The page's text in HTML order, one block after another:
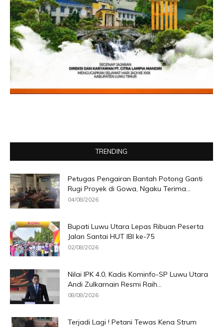
TRENDING
Petugas Pengairan Bantah Potong Ganti
Rugi Proyek di Gowa, Ngaku Terima...
04/08/2026
Bupati Luwu Utara Lepas Ribuan Peserta
Jalan Santai HUT IBI ke-75
02/08/2026
Nilai IPK 4.0, Kadis Kominfo-SP Luwu Utara
Andi Zulkarnain Resmi Raih...
08/08/2026
Terjadi Lagi ! Petani Tewas Kena Strum